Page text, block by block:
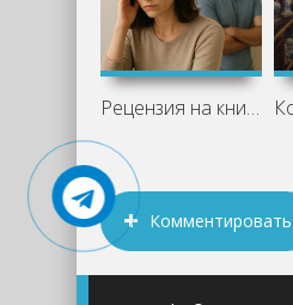
Рецензия на книгу "Диагноз развод" -
Комментировать